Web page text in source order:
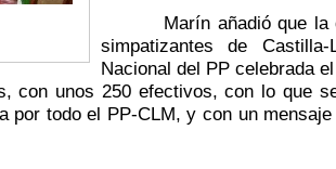
Marín añadió que
simpatizantes de
Nacional del PP celebrada
con unos 250 efectivos, con lo que
por todo el PP-CLM, y con un